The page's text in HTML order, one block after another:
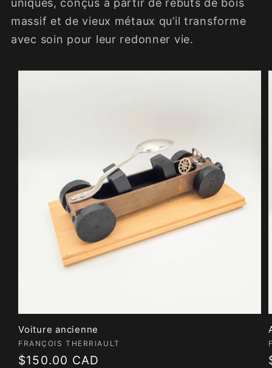
uniques, conçus à partir de rebuts de bois
massif et de vieux métaux qu’il transforme
avec soin pour leur redonner vie.
Voiture ancienne
Fournisseur :
FRANÇOIS THERRIAULT
Prix
$150.00 CAD